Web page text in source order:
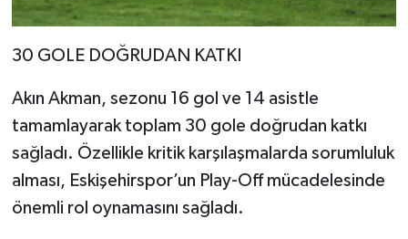
30 GOLE DOĞRUDAN KATKI
Akın Akman, sezonu 16 gol ve 14 asistle
tamamlayarak toplam 30 gole doğrudan katkı
sağladı. Özellikle kritik karşılaşmalarda sorumluluk
alması, Eskişehirspor’un Play-Off mücadelesinde
önemli rol oynamasını sağladı.